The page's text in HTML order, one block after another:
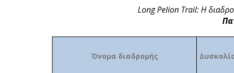
Long Pelion Trail: Η
Όνομα διαδρομής